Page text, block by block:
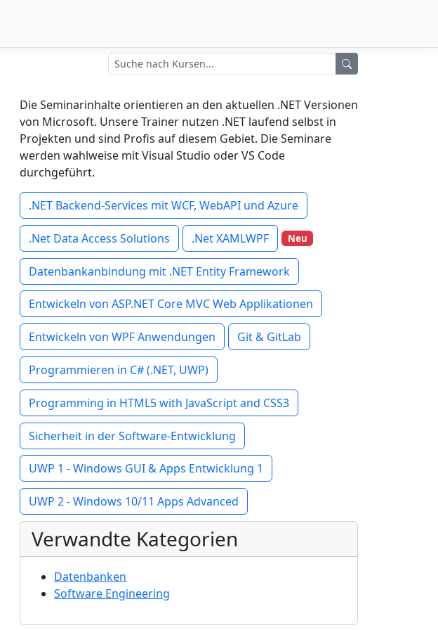
Die Seminarinhalte orientieren an den aktuellen .NET Versionen
von Microsoft. Unsere Trainer nutzen .NET laufend selbst in
Projekten und sind Profis auf diesem Gebiet. Die Seminare
werden wahlweise mit Visual Studio oder VS Code
durchgeführt.
.NET Backend-Services mit WCF, WebAPI und Azure
.Net Data Access Solutions .Net XAMLWPF Neu
Datenbankanbindung mit .NET Entity Framework
Entwickeln von ASP.NET Core MVC Web Applikationen
Entwickeln von WPF Anwendungen Git & GitLab
Programmieren in C# (.NET, UWP)
Programming in HTML5 with JavaScript and CSS3
Sicherheit in der Software-Entwicklung
UWP 1 - Windows GUI & Apps Entwicklung 1
UWP 2 - Windows 10/11 Apps Advanced
Verwandte Kategorien
Datenbanken
Software Engineering